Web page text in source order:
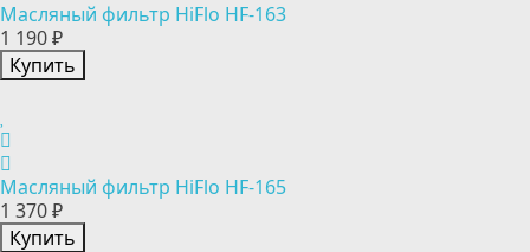
Масляный фильтр HiFlo HF-163
1 190 ₽
Купить
Масляный фильтр HiFlo HF-165
1 370 ₽
Купить